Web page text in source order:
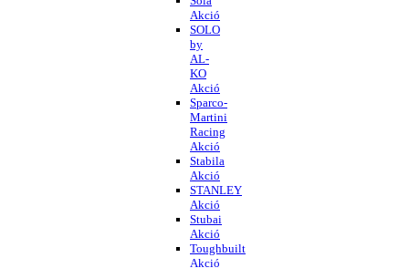
Akció
SOLO
by
AL-
KO
Akció
Sparco-
Martini
Racing
Akció
Stabila
Akció
STANLEY
Akció
Stubai
Akció
Toughbuilt
Akció